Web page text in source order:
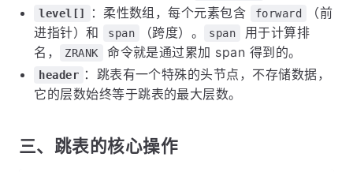
level[] ：柔性数组，每个元素包含 forward
（前
进指针）和
span （跨度）。 span
用于计算排
名，
ZRANK 命令就是通过累加 span 得到的。
header ：跳表有一个特殊的头节点，不存储数据，
它的层数始终等于跳表的最大层数。
三、跳表的核心操作